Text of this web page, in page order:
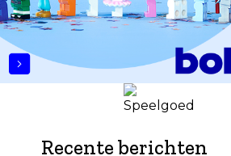
Recente berichten